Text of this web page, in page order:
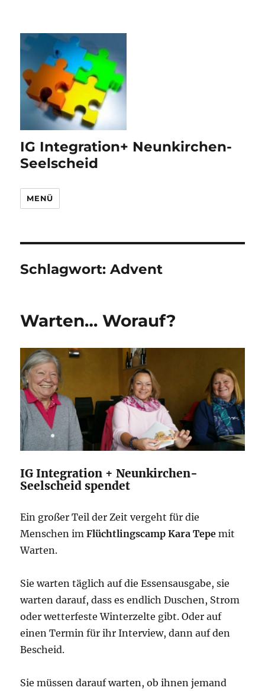
IG Integration+ Neunkirchen-
Seelscheid
MENÜ
Schlagwort:Advent
Warten… Worauf?
IG Integration + Neunkirchen-
Seelscheid spendet
Ein großer Teil der Zeit vergeht für die
Menschen imFlüchtlingscamp Kara Tepe mit
Warten.
Sie warten täglich auf die Essensausgabe, sie
warten darauf, dass es endlich Duschen, Strom
oder wetterfeste Winterzelte gibt. Oder auf
einen Termin für ihr Interview, dann auf den
Bescheid.
Sie müssen darauf warten, ob ihnen jemand